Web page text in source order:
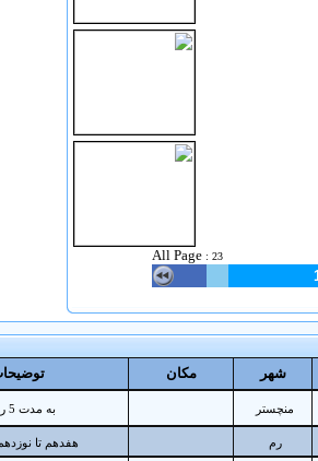
All Page : 23